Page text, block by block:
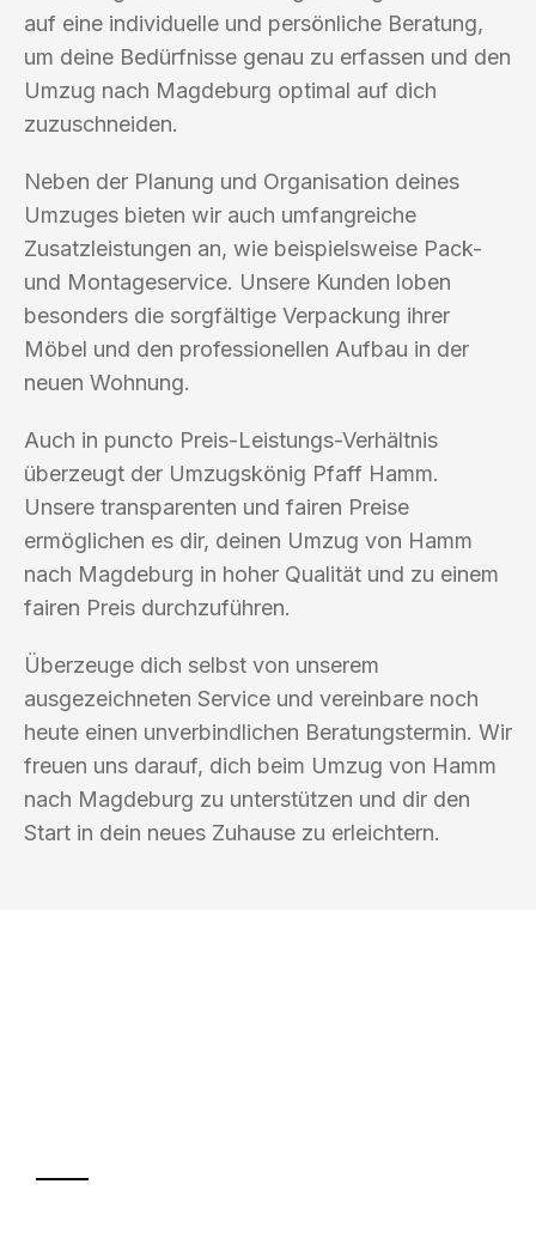
auf eine individuelle und persönliche Beratung,
um deine Bedürfnisse genau zu erfassen und den
Umzug nach Magdeburg optimal auf dich
zuzuschneiden.
Neben der Planung und Organisation deines
Umzuges bieten wir auch umfangreiche
Zusatzleistungen an, wie beispielsweise Pack-
und Montageservice. Unsere Kunden loben
besonders die sorgfältige Verpackung ihrer
Möbel und den professionellen Aufbau in der
neuen Wohnung.
Auch in puncto Preis-Leistungs-Verhältnis
überzeugt der Umzugskönig Pfaff Hamm.
Unsere transparenten und fairen Preise
ermöglichen es dir, deinen Umzug von Hamm
nach Magdeburg in hoher Qualität und zu einem
fairen Preis durchzuführen.
Überzeuge dich selbst von unserem
ausgezeichneten Service und vereinbare noch
heute einen unverbindlichen Beratungstermin. Wir
freuen uns darauf, dich beim Umzug von Hamm
nach Magdeburg zu unterstützen und dir den
Start in dein neues Zuhause zu erleichtern.